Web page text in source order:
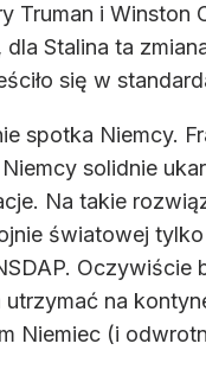
Truman i Winston
Stalina ta
się w
Niemcy.
solidnie
Na takie
światowej
na
Niemiec (i